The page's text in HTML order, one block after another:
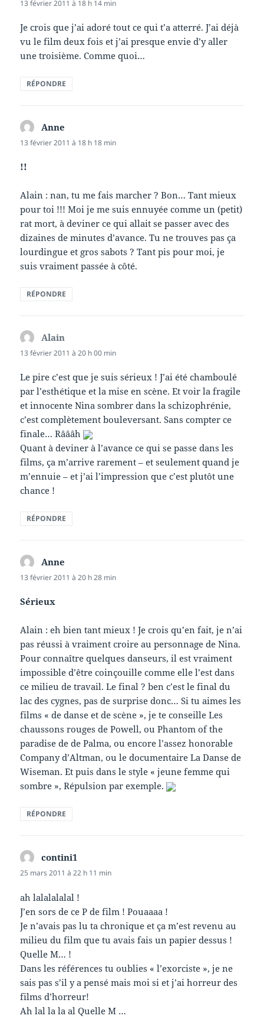
13 février 2011 à 18 h 14 min
Je crois que j’ai adoré tout ce qui t’a atterré. J’ai déjà
vu le film deux fois et j’ai presque envie d’y aller
une troisième. Comme quoi…
RÉPONDRE
Anne
13 février 2011 à 18 h 18 min
!!
Alain : nan, tu me fais marcher ? Bon… Tant mieux
pour toi !!! Moi je me suis ennuyée comme un (petit)
rat mort, à deviner ce qui allait se passer avec des
dizaines de minutes d’avance. Tu ne trouves pas ça
lourdingue et gros sabots ? Tant pis pour moi, je
suis vraiment passée à côté.
RÉPONDRE
Alain
13 février 2011 à 20 h 00 min
Le pire c’est que je suis sérieux ! J’ai été chamboulé
par l’esthétique et la mise en scène. Et voir la fragile
et innocente Nina sombrer dans la schizophrénie,
c’est complètement bouleversant. Sans compter ce
finale… Râââh
Quant à deviner à l’avance ce qui se passe dans les
films, ça m’arrive rarement – et seulement quand je
m’ennuie – et j’ai l’impression que c’est plutôt une
chance !
RÉPONDRE
Anne
13 février 2011 à 20 h 28 min
Sérieux
Alain : eh bien tant mieux ! Je crois qu’en fait, je n’ai
pas réussi à vraiment croire au personnage de Nina.
Pour connaître quelques danseurs, il est vraiment
impossible d’être coinçouille comme elle l’est dans
ce milieu de travail. Le final ? ben c’est le final du
lac des cygnes, pas de surprise donc… Si tu aimes les
films « de danse et de scène », je te conseille Les
chaussons rouges de Powell, ou Phantom of the
paradise de de Palma, ou encore l’assez honorable
Company d’Altman, ou le documentaire La Danse de
Wiseman. Et puis dans le style « jeune femme qui
sombre », Répulsion par exemple.
RÉPONDRE
contini1
25 mars 2011 à 22 h 11 min
ah lalalalalal !
J’en sors de ce P de film ! Pouaaaa !
Je n’avais pas lu ta chronique et ça m’est revenu au
milieu du film que tu avais fais un papier dessus !
Quelle M… !
Dans les références tu oublies « l’exorciste », je ne
sais pas s’il y a pensé mais moi si et j’ai horreur des
films d’horreur!
Ah lal la la al Quelle M …